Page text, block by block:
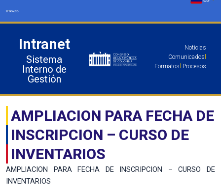
Intranet
Sistema
Interno de
Gestión
Noticias
Comunicados
Formatos Procesos
AMPLIACION PARA FECHA DE
INSCRIPCION – CURSO DE
INVENTARIOS
AMPLIACION PARA FECHA DE INSCRIPCION – CURSO DE
INVENTARIOS